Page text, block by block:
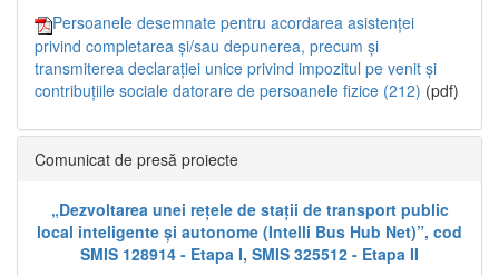
Persoanele desemnate pentru acordarea asistenței
privind completarea și/sau depunerea, precum și
transmiterea declarației unice privind impozitul pe venit și
contribuțiile sociale datorare de persoanele fizice (212) (pdf)
Comunicat de presă proiecte
„Dezvoltarea unei rețele de stații de transport public
local inteligente și autonome (Intelli Bus Hub Net)”, cod
SMIS 128914 - Etapa I, SMIS 325512 - Etapa II